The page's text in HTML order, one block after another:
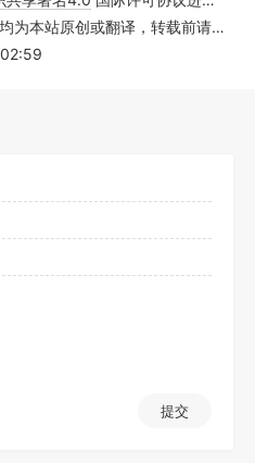
站原创或翻译，转载前请务必署名
提交